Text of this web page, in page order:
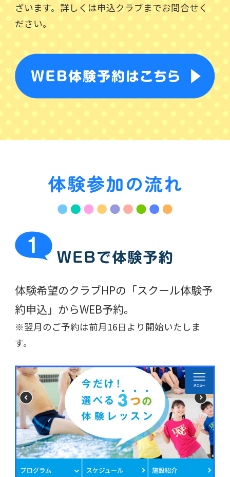
ざいます。詳しくは申込クラブまでお問合せく
ださい。
体験希望のクラブHPの 「スクール体験予
約申込」からWEB予約。
※翌月のご予約は前月16日より開始いたしま
す。